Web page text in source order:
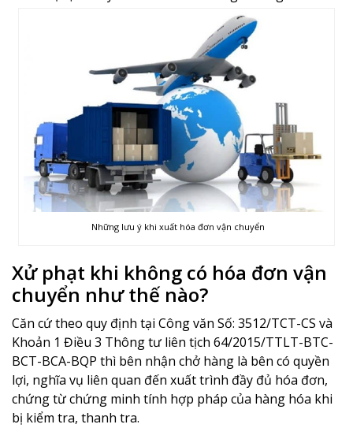
Những lưu ý khi xuất hóa đơn vận chuyển
Xử phạt khi không có hóa đơn vận
chuyển như thế nào?
Căn cứ theo quy định tại Công văn Số: 3512/TCT-CS và
Khoản 1 Điều 3 Thông tư liên tịch 64/2015/TTLT-BTC-
BCT-BCA-BQP thì bên nhận chở hàng là bên có quyền
lợi, nghĩa vụ liên quan đến xuất trình đầy đủ hóa đơn,
chứng từ chứng minh tính hợp pháp của hàng hóa khi
bị kiểm tra, thanh tra.